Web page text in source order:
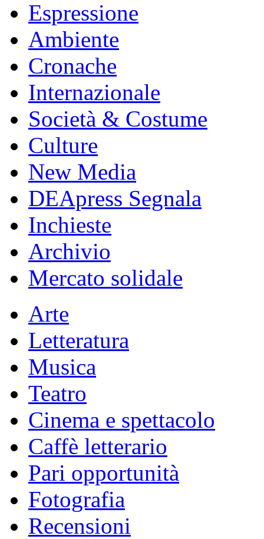
Espressione
Ambiente
Cronache
Internazionale
Società & Costume
Culture
New Media
DEApress Segnala
Inchieste
Archivio
Mercato solidale
Arte
Letteratura
Musica
Teatro
Cinema e spettacolo
Caffè letterario
Pari opportunità
Fotografia
Recensioni